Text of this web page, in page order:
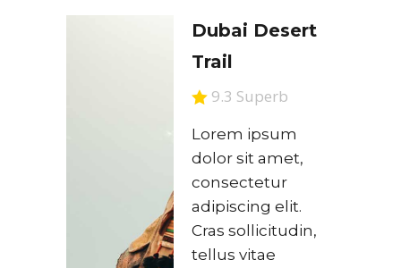
Dubai Desert
Trail
9.3 Superb
Lorem ipsum
dolor sit amet,
consectetur
adipiscing elit.
Cras sollicitudin,
tellus vitae